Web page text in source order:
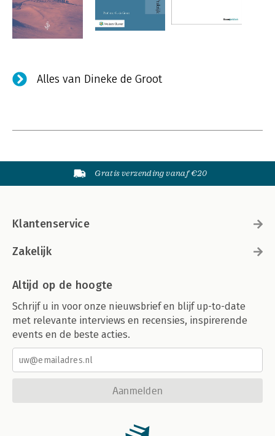
Alles van Dineke de Groot
Gratis verzending vanaf €20
Klantenservice
Zakelijk
Altijd op de hoogte
Schrijf u in voor onze nieuwsbrief en blijf up-to-date
met relevante interviews en recensies, inspirerende
events en de beste acties.
Aanmelden